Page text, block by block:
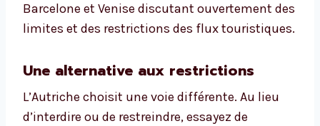
Barcelone et Venise discutant ouvertement des
limites et des restrictions des flux touristiques.
Une alternative aux restrictions
L’Autriche choisit une voie différente. Au lieu
d’interdire ou de restreindre, essayez de